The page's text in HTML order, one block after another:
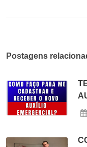
Postagens